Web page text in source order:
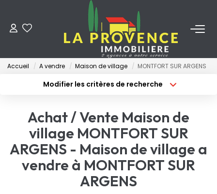
ACHETER
FAIRE GÉRER
NOS AGENCES
Qui Sommes-Nous
Accueil A vendre Maison de village MONTFORT SUR ARGENS
Modifier les critères de recherche
Sélectionnez...
Type de bien
Surface min
Budget max Plus de critères
Créer une alerte
Achat / Vente Maison de
village MONTFORT SUR
ARGENS - Maison de village a
vendre à MONTFORT SUR
ARGENS